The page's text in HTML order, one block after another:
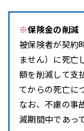
※保険金の削減
被保険者が契約
ません）に死亡
額を削減して支
てからの死亡に
なお、不慮の事
減期間中であっ